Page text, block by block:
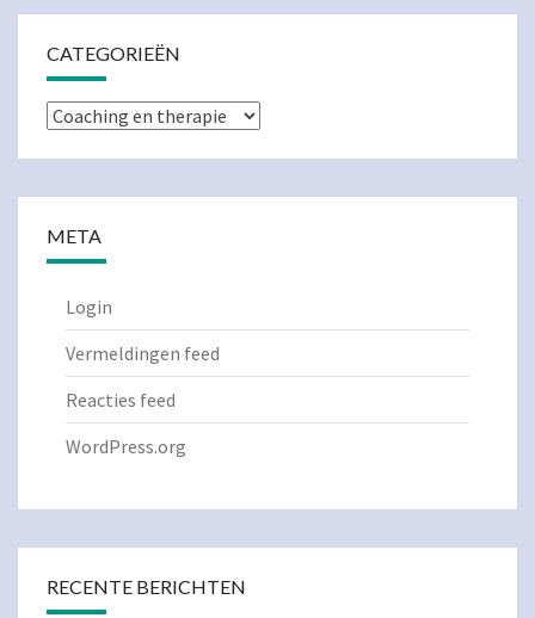
CATEGORIEËN
Categorieën
META
Login
Vermeldingen feed
Reacties feed
WordPress.org
RECENTE BERICHTEN